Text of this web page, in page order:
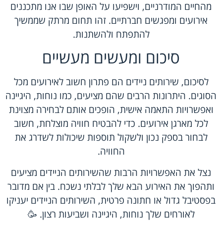
מהחיים המודרניים, וישפיעו על האופן שבו אנו מתכננים
אירועים ומפגשים חברתיים. זהו תחום מרתק שממשיך
להתפתח ולהשתנות.
סיכום ומעשים מעשיים
לסיכום, שירותים ניידים הם פתרון חשוב לאירועים מכל
הסוגים. היתרונות הרבים שהם מציעים, כמו נוחות, היגיינה
ואפשרויות התאמה אישית, הופכים אותם לבחירה מצוינת
לכל מארגן אירועים. כדי להבטיח חוויה מוצלחת, חשוב
לבחור בספק נכון ולשקול תוספות שיכולות לשדרג את
החוויה.
נצל את האפשרויות הרבות שהשירותים הניידים מציעים
ותהפוך את האירוע הבא שלך לבלתי נשכח. בין אם מדובר
בפסטיבל גדול או חתונה פרטית, השירותים הניידים יעניקו
לאורחים שלך נוחות, היגיינה ושביעות רצון. 🥳